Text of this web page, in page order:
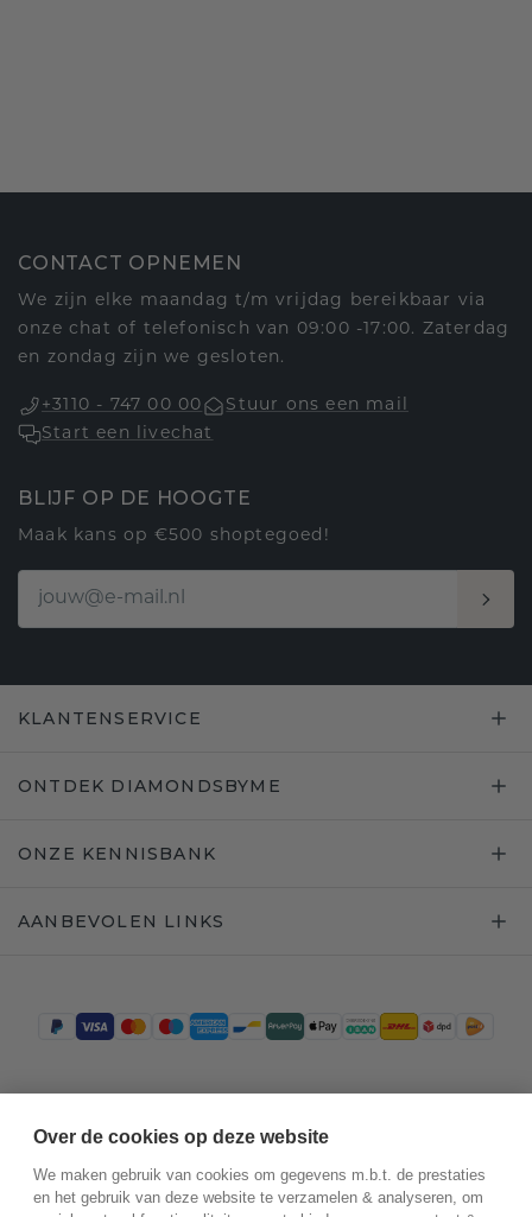
CONTACT OPNEMEN
We zijn elke maandag t/m vrijdag bereikbaar via
onze chat of telefonisch van 09:00 -17:00. Zaterdag
en zondag zijn we gesloten.
+3110 - 747 00 00
Stuur ons een mail
Start een livechat
BLIJF OP DE HOOGTE
Maak kans op €500 shoptegoed!
KLANTENSERVICE
ONTDEK DIAMONDSBYME
ONZE KENNISBANK
AANBEVOLEN LINKS
Over de cookies op deze website
We maken gebruik van cookies om gegevens m.b.t. de prestaties
en het gebruik van deze website te verzamelen & analyseren, om